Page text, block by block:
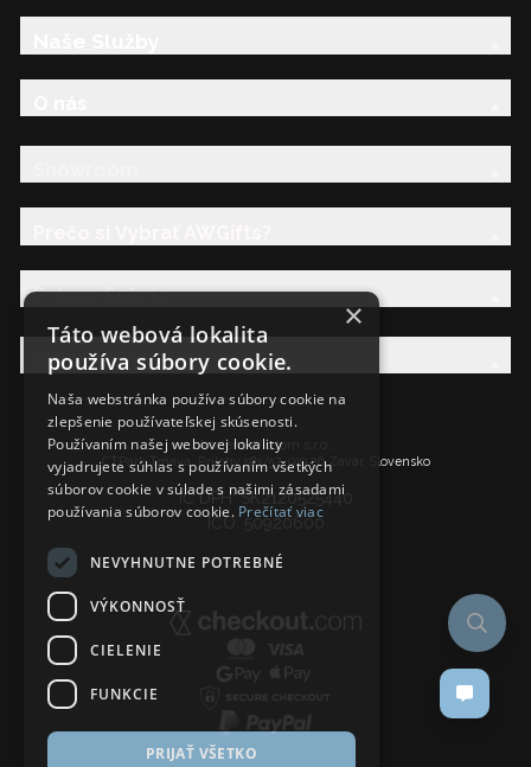
Právna Sekcia
AW Rodina
Ancient Wisdom s.r.o.,
CTPark Trnava, Prílohy 583/57, 919 26 Zavar, Slovensko
IČ DPH: SK2120525440
IČO: 50920600
×
Táto webová lokalita
používa súbory cookie.
Naša webstránka používa súbory cookie na
zlepšenie používateľskej skúsenosti.
Používaním našej webovej lokality
vyjadrujete súhlas s používaním všetkých
súborov cookie v súlade s našimi zásadami
používania súborov cookie. Prečítať viac
NEVYHNUTNE POTREBNÉ
VÝKONNOSŤ
CIELENIE
FUNKCIE
PRIJAŤ VŠETKO